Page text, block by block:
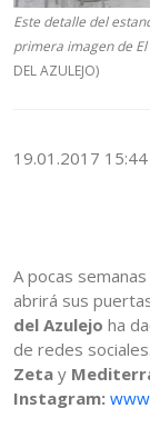
Este detalle del
primera imagen de
DEL AZULEJO)
19.01.2017 15:44
A pocas
abrirá sus
del Azulejo ha
de redes
Zeta y
Instagram: